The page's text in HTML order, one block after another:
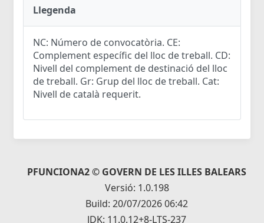
Llegenda
NC: Número de convocatòria. CE:
Complement específic del lloc de treball. CD:
Nivell del complement de destinació del lloc
de treball. Gr: Grup del lloc de treball. Cat:
Nivell de català requerit.
PFUNCIONA2 © GOVERN DE LES ILLES BALEARS
Versió: 1.0.198
Build: 20/07/2026 06:42
JDK: 11.0.12+8-LTS-237